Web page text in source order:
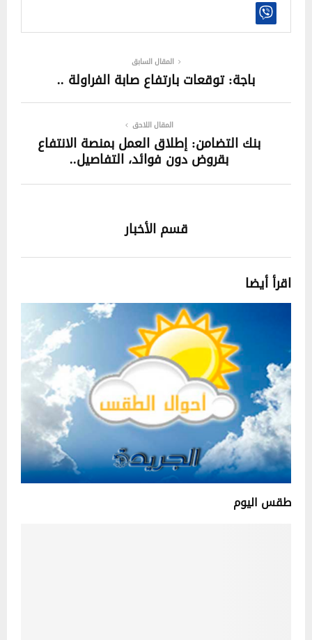
المقال السابق
باجة: توقعات بارتفاع صابة الفراولة ..
المقال اللاحق
بنك التضامن: إطلاق العمل بمنصة الانتفاع
بقروض دون فوائد، التفاصيل..
قسم الأخبار
اقرأ أيضا
طقس اليوم